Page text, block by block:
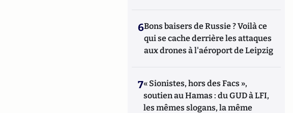
6Bons baisers de Russie ? Voilà ce
qui se cache derrière les attaques
aux drones à l'aéroport de Leipzig
7« Sionistes, hors des Facs »,
soutien au Hamas : du GUD à LFI,
les mêmes slogans, la même